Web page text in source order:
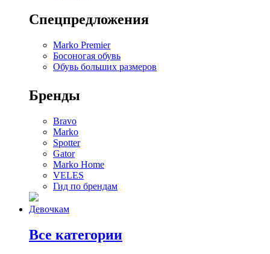
Спецпредложения
Marko Premier
Босоногая обувь
Обувь больших размеров
Бренды
Bravo
Marko
Spotter
Gator
Marko Home
VELES
Гид по брендам
Девочкам
Все категории